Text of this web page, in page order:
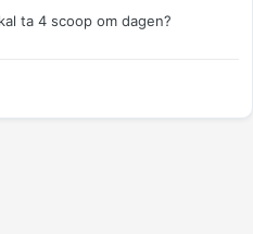
ta 4 scoop om dagen?